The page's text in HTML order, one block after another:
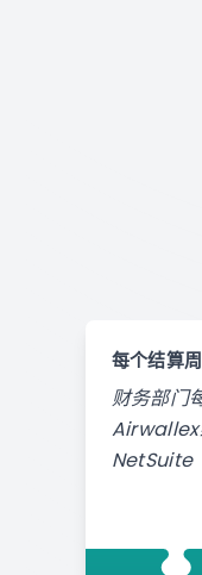
每个结算
财务部门
Airwallex
NetSuite